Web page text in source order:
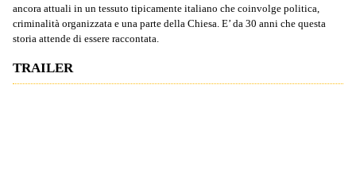
ancora attuali in un tessuto tipicamente italiano che coinvolge politica,
criminalità organizzata e una parte della Chiesa. E’ da 30 anni che questa
storia attende di essere raccontata.
TRAILER